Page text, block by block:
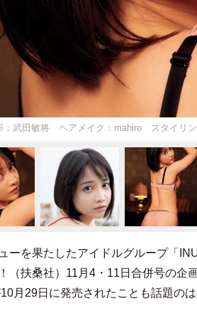
：武田敏将 ヘアメイク：mahiro スタイリン
ーを果たしたアイドルグループ「
（扶桑社）11月4・11日合併号の企
10月29日に発売されたことも話題の